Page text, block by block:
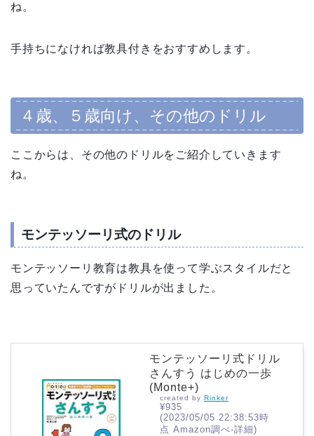
ね。
手持ちになければ教具付きをおすすめします。
４歳、５歳向け、 その他のドリル
ここからは、その他のドリルをご紹介していきます
ね。
モンテッソーリ式のドリル
モンテッソーリ教育は教具を使って学ぶスタイルだと
思っていたんですがドリルが出ました。
モンテッソーリ式ドリル
さんすう はじめの一歩
(Monte+)
created by Rinker
¥935
(2023/05/05 22:38:53時
点 Amazon調べ-詳細)